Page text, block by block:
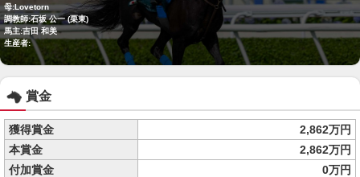
母:Lovetorn
調教師:石坂 公一 (栗東)
馬主:吉田 和美
生産者:
賞金
獲得賞金
2,862万円
本賞金
2,862万円
付加賞金
0万円